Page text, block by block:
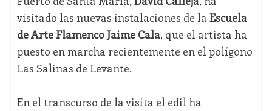
visitado las nuevas instalaciones de la Escuela
de Arte Flamenco Jaime Cala, que el artista ha
puesto en marcha recientemente en el polígono
Las Salinas de Levante.
En el transcurso de la visita el edil ha